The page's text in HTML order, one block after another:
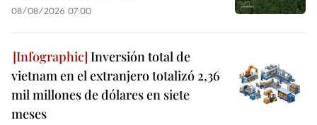
08/08/2026 07:00
Inversión total de
vietnam en el extranjero totalizó 2,36
mil millones de dólares en siete
meses